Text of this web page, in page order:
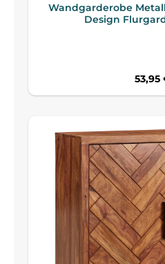
Wandgarderobe
Design
53,95